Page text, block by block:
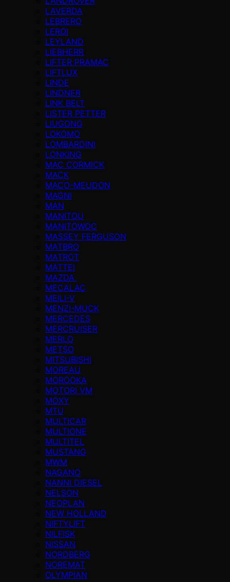
LAVERDA
LEBRERO
LEROI
LEYLAND
LIEBHERR
LIFTER PRAMAC
LIFTLUX
LINDE
LINDNER
LINK BELT
LISTER PETTER
LIUGONG
LOKOMO
LOMBARDINI
LONKING
MAC CORMICK
MACK
MACO-MEUDON
MAGNI
MAN
MANITOU
MANITOWOC
MASSEY FERGUSON
MATBRO
MATROT
MATTEI
MAZDA
MECALAC
MEILI-V
MENZI-MUCK
MERCEDES
MERCRUISER
MERLO
METSO
MITSUBISHI
MOREAU
MOROOKA
MOTORI VM
MOXY
MTU
MULTICAR
MULTIONE
MULTITEL
MUSTANG
MWM
NAGANO
NANNI DIESEL
NELSON
NEOPLAN
NEW HOLLAND
NIFTYLIFT
NILFISK
NISSAN
NORDBERG
NOREMAT
OLYMPIAN